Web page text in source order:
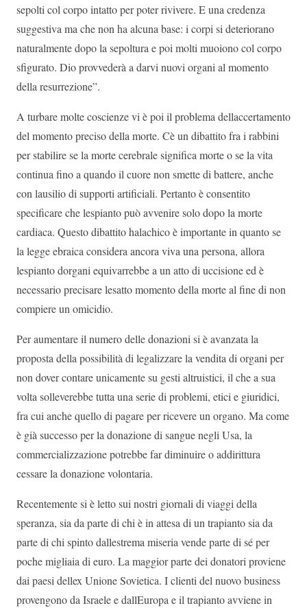
sepolti col corpo intatto per poter rivivere. E una credenza
suggestiva ma che non ha alcuna base: i corpi si deteriorano
naturalmente dopo la sepoltura e poi molti muoiono col corpo
sfigurato. Dio provvederà a darvi nuovi organi al momento
della resurrezione”.
A turbare molte coscienze vi è poi il problema dellaccertamento
del momento preciso della morte. Cè un dibattito fra i rabbini
per stabilire se la morte cerebrale significa morte o se la vita
continua fino a quando il cuore non smette di battere, anche
con lausilio di supporti artificiali. Pertanto è consentito
specificare che lespianto può avvenire solo dopo la morte
cardiaca. Questo dibattito halachico è importante in quanto se
la legge ebraica considera ancora viva una persona, allora
lespianto dorgani equivarrebbe a un atto di uccisione ed è
necessario precisare lesatto momento della morte al fine di non
compiere un omicidio.
Per aumentare il numero delle donazioni si è avanzata la
proposta della possibilità di legalizzare la vendita di organi per
non dover contare unicamente su gesti altruistici, il che a sua
volta solleverebbe tutta una serie di problemi, etici e giuridici,
fra cui anche quello di pagare per ricevere un organo. Ma come
è già successo per la donazione di sangue negli Usa, la
commercializzazione potrebbe far diminuire o addirittura
cessare la donazione volontaria.
Recentemente si è letto sui nostri giornali di viaggi della
speranza, sia da parte di chi è in attesa di un trapianto sia da
parte di chi spinto dallestrema miseria vende parte di sé per
poche migliaia di euro. La maggior parte dei donatori proviene
dai paesi dellex Unione Sovietica. I clienti del nuovo business
provengono da Israele e dallEuropa e il trapianto avviene in